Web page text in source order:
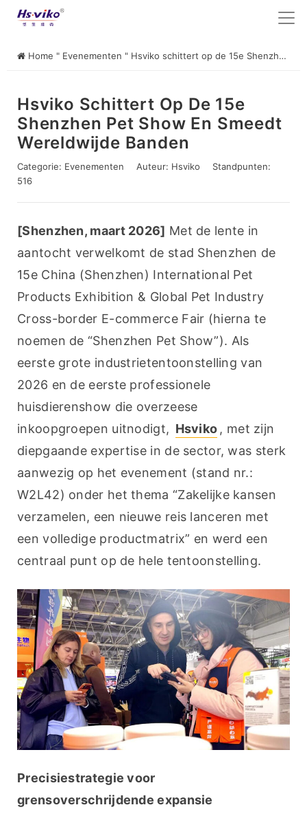
Home " Evenementen " Hsviko schittert op de 15e Shenzhen Pet Show en smeedt wereldwijde banden
Hsviko Schittert Op De 15e
Shenzhen Pet Show En Smeedt
Wereldwijde Banden
Categorie: Evenementen Auteur: Hsviko
Standpunten:
516
[Shenzhen, maart 2026] Met de lente in
aantocht verwelkomt de stad Shenzhen de
15e China (Shenzhen) International Pet
Products Exhibition & Global Pet Industry
Cross-border E-commerce Fair (hierna te
noemen de “Shenzhen Pet Show”). Als
eerste grote industrietentoonstelling van
2026 en de eerste professionele
huisdierenshow die overzeese
inkoopgroepen uitnodigt, Hsviko , met zijn
diepgaande expertise in de sector, was sterk
aanwezig op het evenement (stand nr.:
W2L42) onder het thema “Zakelijke kansen
verzamelen, een nieuwe reis lanceren met
een volledige productmatrix” en werd een
centraal punt op de hele tentoonstelling.
Precisiestrategie voor
grensoverschrijdende expansie